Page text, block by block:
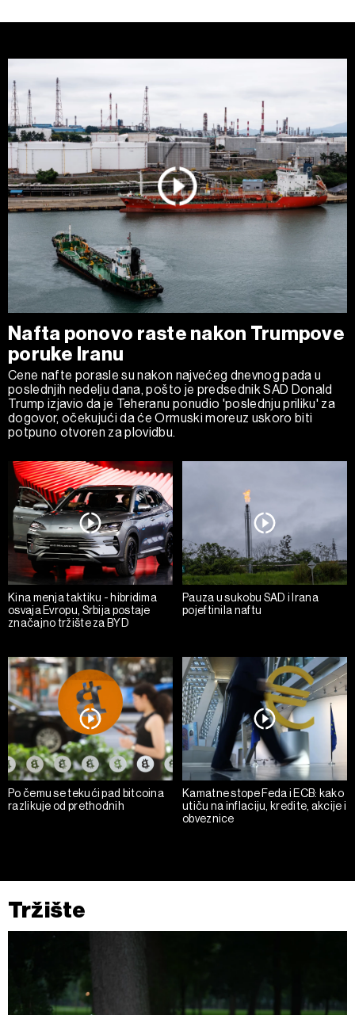
Nafta ponovo raste nakon Trumpove
poruke Iranu
Cene nafte porasle su nakon najvećeg dnevnog pada u
poslednjih nedelju dana, pošto je predsednik SAD Donald
Trump izjavio da je Teheranu ponudio 'poslednju priliku' za
dogovor, očekujući da će Ormuski moreuz uskoro biti
potpuno otvoren za plovidbu.
Kina menja taktiku - hibridima
osvaja Evropu, Srbija postaje
značajno tržište za BYD
Pauza u sukobu SAD i Irana
pojeftinila naftu
Po čemu se tekući pad bitcoina
razlikuje od prethodnih
Kamatne stope Feda i ECB: kako
utiču na inflaciju, kredite, akcije i
obveznice
Tržište